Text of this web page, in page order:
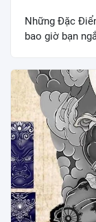
Những Đặc
bao giờ bạn